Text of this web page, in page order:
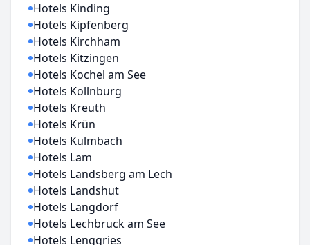
Hotels Kinding
Hotels Kipfenberg
Hotels Kirchham
Hotels Kitzingen
Hotels Kochel am See
Hotels Kollnburg
Hotels Kreuth
Hotels Krün
Hotels Kulmbach
Hotels Lam
Hotels Landsberg am Lech
Hotels Landshut
Hotels Langdorf
Hotels Lechbruck am See
Hotels Lenggries